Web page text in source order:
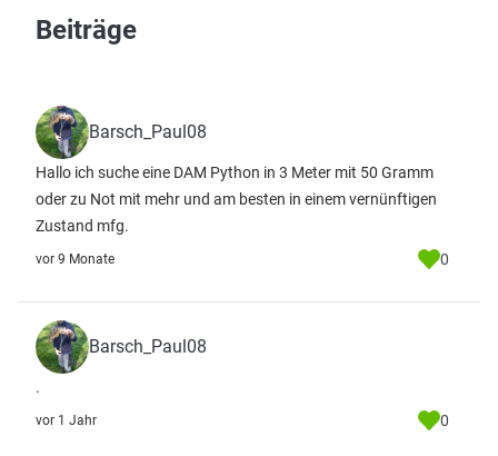
Beiträge
Barsch_Paul08
Hallo ich suche eine DAM Python in 3 Meter mit 50 Gramm
oder zu Not mit mehr und am besten in einem vernünftigen
Zustand mfg.
vor 9 Monate 0
Barsch_Paul08
.
vor 1 Jahr 0